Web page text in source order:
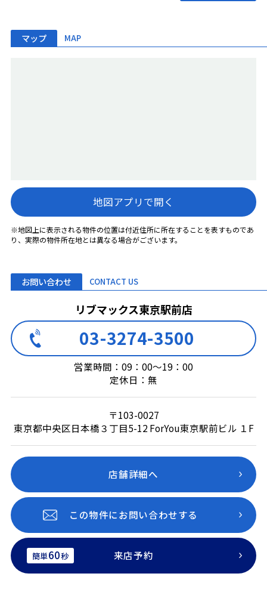
マップ MAP
地図アプリで開く
※地図上に表示される物件の位置は付近住所に所在することを表すものであ
り、実際の物件所在地とは異なる場合がございます。
お問い合わせ CONTACT US
リブマックス東京駅前店
03-3274-3500
営業時間：09：00～19：00
定休日：無
〒103-0027
東京都中央区日本橋３丁目5-12 ForYou東京駅前ビル １F
店舗詳細へ
この物件にお問い合わせする
簡単60秒 来店予約